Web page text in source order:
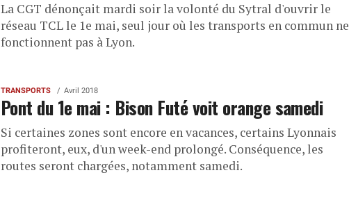
La CGT dénonçait mardi soir la volonté du Sytral d'ouvrir le
réseau TCL le 1e mai, seul jour où les transports en commun ne
fonctionnent pas à Lyon.
TRANSPORTS Avril 2018
Pont du 1e mai : Bison Futé voit orange samedi
Si certaines zones sont encore en vacances, certains Lyonnais
profiteront, eux, d'un week-end prolongé. Conséquence, les
routes seront chargées, notamment samedi.